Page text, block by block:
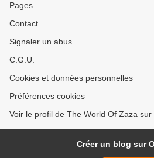
Pages
Contact
Signaler un abus
C.G.U.
Cookies et données personnelles
Préférences cookies
Voir le profil de The World Of Zaza
Créer un blog sur